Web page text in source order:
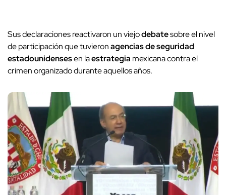
Sus declaraciones reactivaron un viejodebatesobre el nivel
de participación que tuvieronagencias de seguridad
estadounidensesen laestrategia mexicana contra el
crimen organizado durante aquellos años.